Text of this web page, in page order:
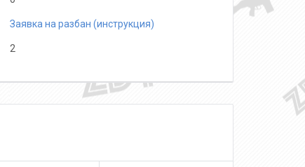
Заявка на разбан (инструкция)
2